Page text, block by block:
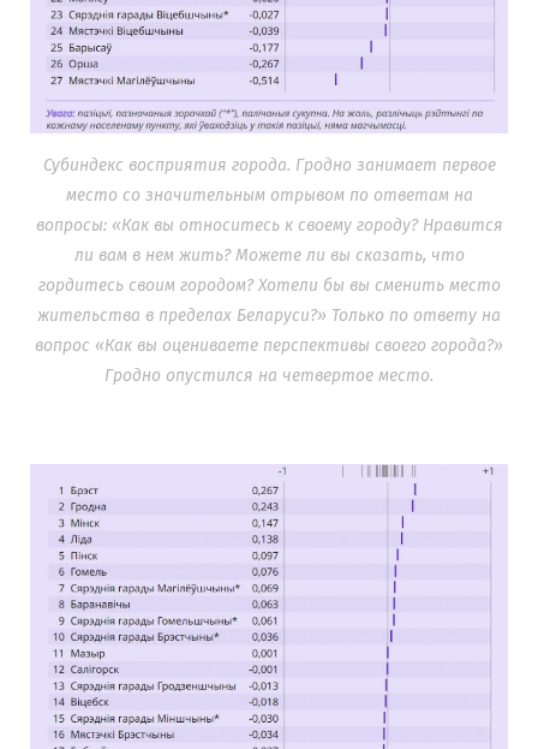
Субиндекс восприятия города. Гродно занимает первое
место со значительным отрывом по ответам на
вопросы: «Как вы относитесь к своему городу? Нравится
ли вам в нем жить? Можете ли вы сказать, что
гордитесь своим городом? Хотели бы вы сменить место
жительства в пределах Беларуси?» Только по ответу на
вопрос «Как вы оцениваете перспективы своего города?»
Гродно опустился на четвертое место.